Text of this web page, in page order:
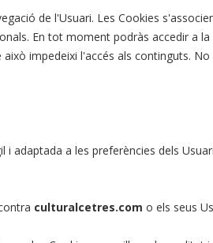
de l'Usuari. Les Cookies
En tot moment podràs accedir a
això impedeixi l'accés als continguts.
adaptada a les preferències dels
culturalcetres.com o els seus